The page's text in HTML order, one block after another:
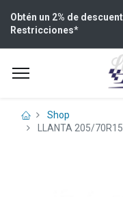
Obtén un 2% de
Restricciones*
Shop
LLANTA 205/